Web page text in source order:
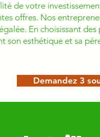
de votre
offres. Nos
En choisissant des
son esthétique et sa
Demandez 3